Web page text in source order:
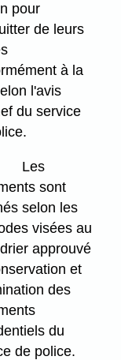
pour
de leurs
à la
l'avis
du service
Les
sont
selon les
visées au
approuvé
et
des
du
de police.